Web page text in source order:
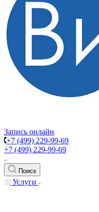
Запись онлайн
+7 (499) 229-99-69
+7 (499) 229-99-69
Поиск
Услуги